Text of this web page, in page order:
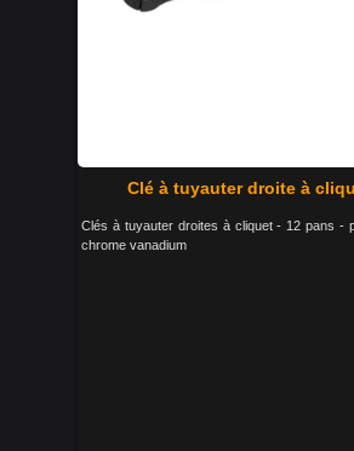
Clé à tuyauter droite à
Clés à tuyauter droites à cliquet - 12 pans -
chrome vanadium